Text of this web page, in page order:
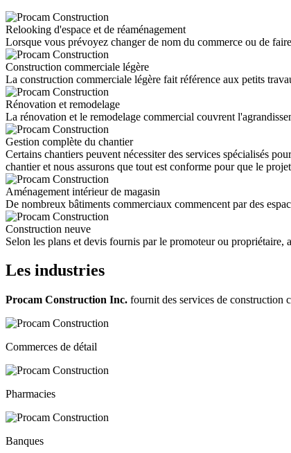
Relooking d'espace et de réaménagement
Lorsque vous prévoyez changer de nom du commerce ou de
Construction commerciale légère
La construction commerciale légère fait référence aux petits
Rénovation et remodelage
La rénovation et le remodelage commercial couvrent
Gestion complète du chantier
Certains chantiers peuvent nécessiter des services spécialisés
chantier et nous assurons que tout est conforme pour que le
Aménagement intérieur de magasin
De nombreux bâtiments commerciaux commencent par des
Construction neuve
Selon les plans et devis fournis par le promoteur ou propriétaire,
Les industries
Procam Construction Inc. fournit des services de construction
Commerces de détail
Pharmacies
Banques